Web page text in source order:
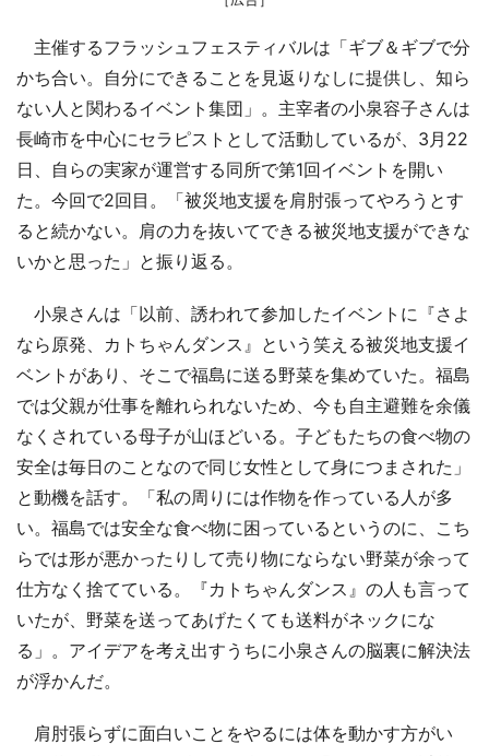
主催するフラッシュフェスティバルは「ギブ＆ギブで分
かち合い。自分にできることを見返りなしに提供し、知ら
ない人と関わるイベント集団」。主宰者の小泉容子さんは
長崎市を中心にセラピストとして活動しているが、3月22
日、自らの実家が運営する同所で第1回イベントを開い
た。今回で2回目。「被災地支援を肩肘張ってやろうとす
ると続かない。肩の力を抜いてできる被災地支援ができな
いかと思った」と振り返る。
小泉さんは「以前、誘われて参加したイベントに『さよ
なら原発、カトちゃんダンス』という笑える被災地支援イ
ベントがあり、そこで福島に送る野菜を集めていた。福島
では父親が仕事を離れられないため、今も自主避難を余儀
なくされている母子が山ほどいる。子どもたちの食べ物の
安全は毎日のことなので同じ女性として身につまされた」
と動機を話す。「私の周りには作物を作っている人が多
い。福島では安全な食べ物に困っているというのに、こち
らでは形が悪かったりして売り物にならない野菜が余って
仕方なく捨てている。『カトちゃんダンス』の人も言って
いたが、野菜を送ってあげたくても送料がネックにな
る」。アイデアを考え出すうちに小泉さんの脳裏に解決法
が浮かんだ。
肩肘張らずに面白いことをやるには体を動かす方がい